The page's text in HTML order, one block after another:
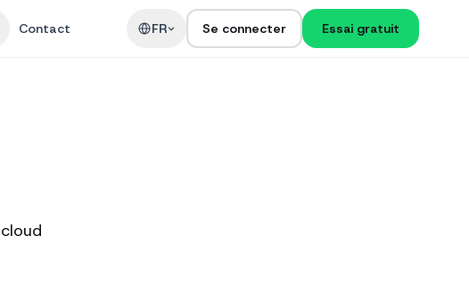
Contact FR Se connecter Essai gratuit